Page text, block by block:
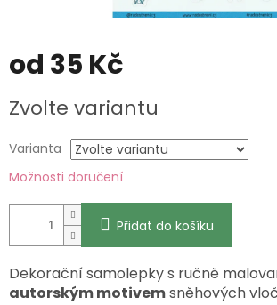
od 35 Kč
cena:
Zvolte variantu
Varianta
Možnosti doručení
Přidat do košíku
Dekorační samolepky s ručně
autorským motivemsněhových